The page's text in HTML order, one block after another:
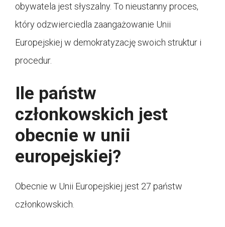
obywatela jest słyszalny. To nieustanny proces,
który odzwierciedla zaangażowanie Unii
Europejskiej w demokratyzację swoich struktur i
procedur.
Ile państw
członkowskich jest
obecnie w unii
europejskiej?
Obecnie w Unii Europejskiej jest 27 państw
członkowskich.